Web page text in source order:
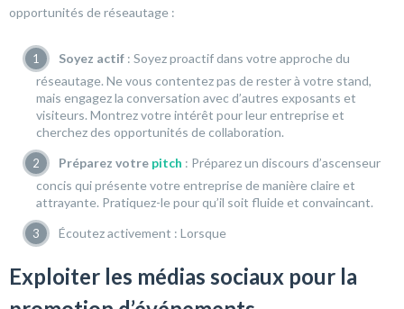
opportunités de réseautage :
Soyez actif : Soyez proactif dans votre approche du
réseautage. Ne vous contentez pas de rester à votre stand,
mais engagez la conversation avec d’autres exposants et
visiteurs. Montrez votre intérêt pour leur entreprise et
cherchez des opportunités de collaboration.
Préparez votre pitch : Préparez un discours d’ascenseur
concis qui présente votre entreprise de manière claire et
attrayante. Pratiquez-le pour qu’il soit fluide et convaincant.
Écoutez activement : Lorsque
Exploiter les médias sociaux pour la